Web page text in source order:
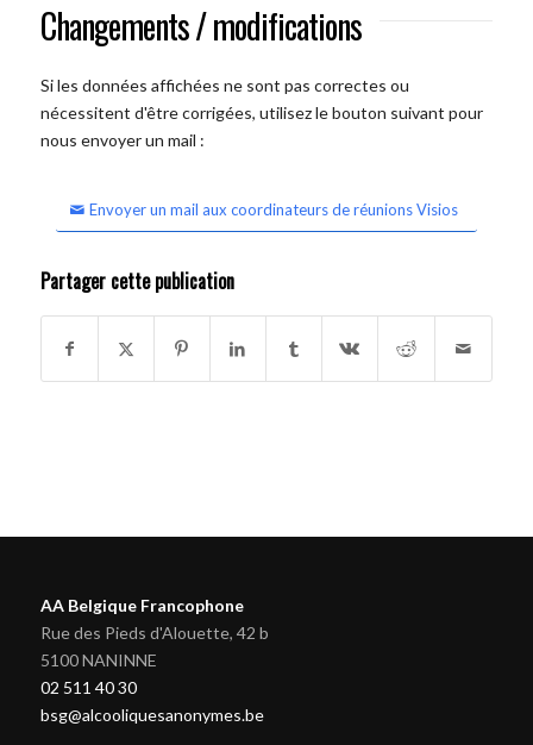
Changements / modifications
Si les données affichées ne sont pas correctes ou
nécessitent d'être corrigées, utilisez le bouton suivant pour
nous envoyer un mail :
Envoyer un mail aux coordinateurs de réunions Visios
Partager cette publication
AA Belgique Francophone
Rue des Pieds d'Alouette, 42 b
5100 NANINNE
02 511 40 30
bsg@alcooliquesanonymes.be